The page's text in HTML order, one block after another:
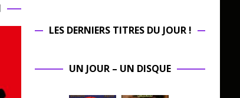
LES DERNIERS TITRES DU JOUR !
UN JOUR – UN DISQUE